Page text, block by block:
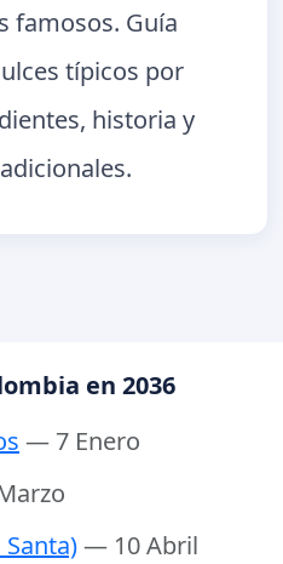
famosos. Guía
típicos por
historia y
en 2036
— 7 Enero
Santa)— 10 Abril